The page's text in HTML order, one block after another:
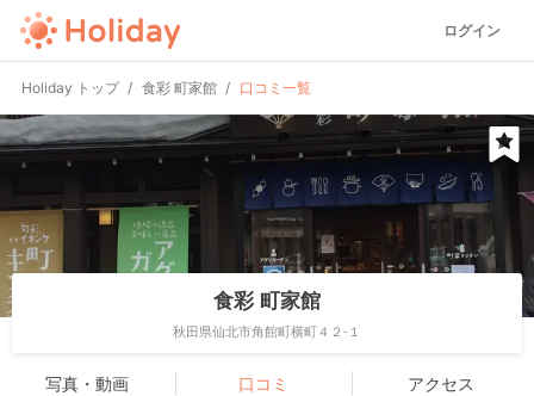
ログイン
Holiday トップ 食彩 町家館 口コミ一覧
食彩 町家館
秋田県仙北市角館町横町４２-１
写真・動画 口コミ アクセス